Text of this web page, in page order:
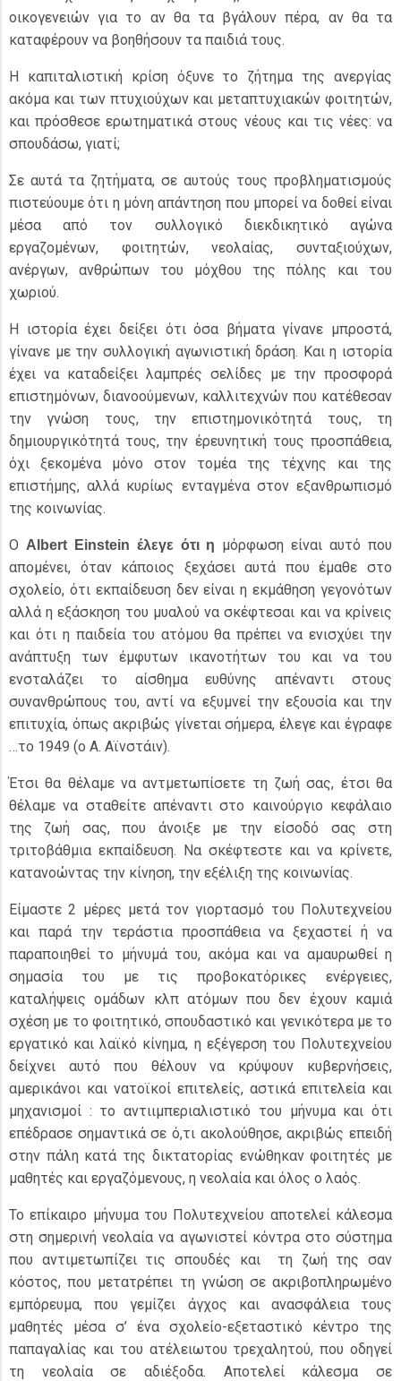
οικογενειών για το αν θα τα βγάλουν πέρα, αν θα τα
καταφέρουν να βοηθήσουν τα παιδιά τους.
Η καπιταλιστική κρίση όξυνε το ζήτημα της ανεργίας
ακόμα και των πτυχιούχων και μεταπτυχιακών φοιτητών,
και πρόσθεσε ερωτηματικά στους νέους και τις νέες: να
σπουδάσω, γιατί;
Σε αυτά τα ζητήματα, σε αυτούς τους προβληματισμούς
πιστεύουμε ότι η μόνη απάντηση που μπορεί να δοθεί είναι
μέσα από τον συλλογικό διεκδικητικό αγώνα
εργαζομένων, φοιτητών, νεολαίας, συνταξιούχων,
ανέργων, ανθρώπων του μόχθου της πόλης και του
χωριού.
Η ιστορία έχει δείξει ότι όσα βήματα γίνανε μπροστά,
γίνανε με την συλλογική αγωνιστική δράση. Και η ιστορία
έχει να καταδείξει λαμπρές σελίδες με την προσφορά
επιστημόνων, διανοούμενων, καλλιτεχνών που κατέθεσαν
την γνώση τους, την επιστημονικότητά τους, τη
δημιουργικότητά τους, την έρευνητική τους προσπάθεια,
όχι ξεκομένα μόνο στον τομέα της τέχνης και της
επιστήμης, αλλά κυρίως ενταγμένα στον εξανθρωπισμό
της κοινωνίας.
Ο Albert Einstein έλεγε ότι η μόρφωση είναι αυτό που
απομένει, όταν κάποιος ξεχάσει αυτά που έμαθε στο
σχολείο, ότι εκπαίδευση δεν είναι η εκμάθηση γεγονότων
αλλά η εξάσκηση του μυαλού να σκέφτεσαι και να κρίνεις
και ότι η παιδεία του ατόμου θα πρέπει να ενισχύει την
ανάπτυξη των έμφυτων ικανοτήτων του και να του
ενσταλάζει το αίσθημα ευθύνης απέναντι στους
συνανθρώπους του, αντί να εξυμνεί την εξουσία και την
επιτυχία, όπως ακριβώς γίνεται σήμερα, έλεγε και έγραφε
…το 1949 (ο Α. Αϊνστάιν).
Έτσι θα θέλαμε να αντμετωπίσετε τη ζωή σας, έτσι θα
θέλαμε να σταθείτε απέναντι στο καινούργιο κεφάλαιο
της ζωή σας, που άνοιξε με την είσοδό σας στη
τριτοβάθμια εκπαίδευση. Να σκέφτεστε και να κρίνετε,
κατανοώντας την κίνηση, την εξέλιξη της κοινωνίας.
Είμαστε 2 μέρες μετά τον γιορτασμό του Πολυτεχνείου
και παρά την τεράστια προσπάθεια να ξεχαστεί ή να
παραποιηθεί το μήνυμά του, ακόμα και να αμαυρωθεί η
σημασία του με τις προβοκατόρικες ενέργειες,
καταλήψεις ομάδων κλπ ατόμων που δεν έχουν καμιά
σχέση με το φοιτητικό, σπουδαστικό και γενικότερα με το
εργατικό και λαϊκό κίνημα, η εξέγερση του Πολυτεχνείου
δείχνει αυτό που θέλουν να κρύψουν κυβερνήσεις,
αμερικάνοι και νατοϊκοί επιτελείς, αστικά επιτελεία και
μηχανισμοί : το αντιιμπεριαλιστικό του μήνυμα και ότι
επέδρασε σημαντικά σε ό,τι ακολούθησε, ακριβώς επειδή
στην πάλη κατά της δικτατορίας ενώθηκαν φοιτητές με
μαθητές και εργαζόμενους, η νεολαία και όλος ο λαός.
Το επίκαιρο μήνυμα του Πολυτεχνείου αποτελεί κάλεσμα
στη σημερινή νεολαία να αγωνιστεί κόντρα στο σύστημα
που αντιμετωπίζει τις σπουδές και τη ζωή της σαν
κόστος, που μετατρέπει τη γνώση σε ακριβοπληρωμένο
εμπόρευμα, που γεμίζει άγχος και ανασφάλεια τους
μαθητές μέσα σ’ ένα σχολείο-εξεταστικό κέντρο της
παπαγαλίας και του ατέλειωτου τρεχαλητού, που οδηγεί
τη νεολαία σε αδιέξοδα. Αποτελεί κάλεσμα σε